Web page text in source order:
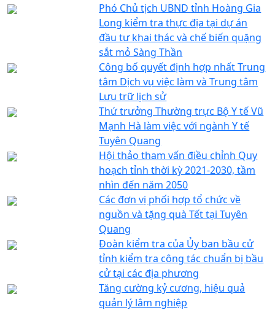
Phó Chủ tịch UBND tỉnh Hoàng Gia
Long kiểm tra thực địa tại dự án
đầu tư khai thác và chế biến quặng
sắt mỏ Sàng Thần
Công bố quyết định hợp nhất Trung
tâm Dịch vụ việc làm và Trung tâm
Lưu trữ lịch sử
Thứ trưởng Thường trực Bộ Y tế Vũ
Mạnh Hà làm việc với ngành Y tế
Tuyên Quang
Hội thảo tham vấn điều chỉnh Quy
hoạch tỉnh thời kỳ 2021-2030, tầm
nhìn đến năm 2050
Các đơn vị phối hợp tổ chức về
nguồn và tặng quà Tết tại Tuyên
Quang
Đoàn kiểm tra của Ủy ban bầu cử
tỉnh kiểm tra công tác chuẩn bị bầu
cử tại các địa phương
Tăng cường kỷ cương, hiệu quả
quản lý lâm nghiệp